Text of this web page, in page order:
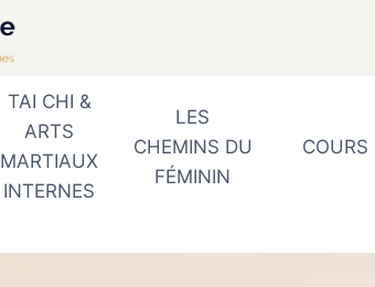
TAI CHI &
ARTS
MARTIAUX
INTERNES
LES
CHEMINS DU
FÉMININ
COURS